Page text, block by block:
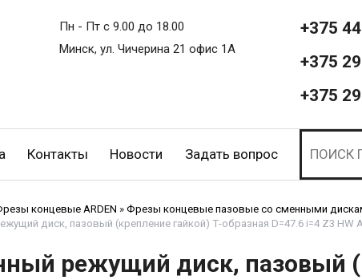
Пн - Пт с 9.00 до 18.00
Минск, ул. Чичерина 21 офис 1А
+375
+375
+375
Контакты Новости Задать вопрос
концевые ARDEN » Фрезы концевые пазовые со сменными
диск, пазовый (крепление гайкой) Т-образная D=47.6 i=4 Z3 HW
режущий диск, пазовый